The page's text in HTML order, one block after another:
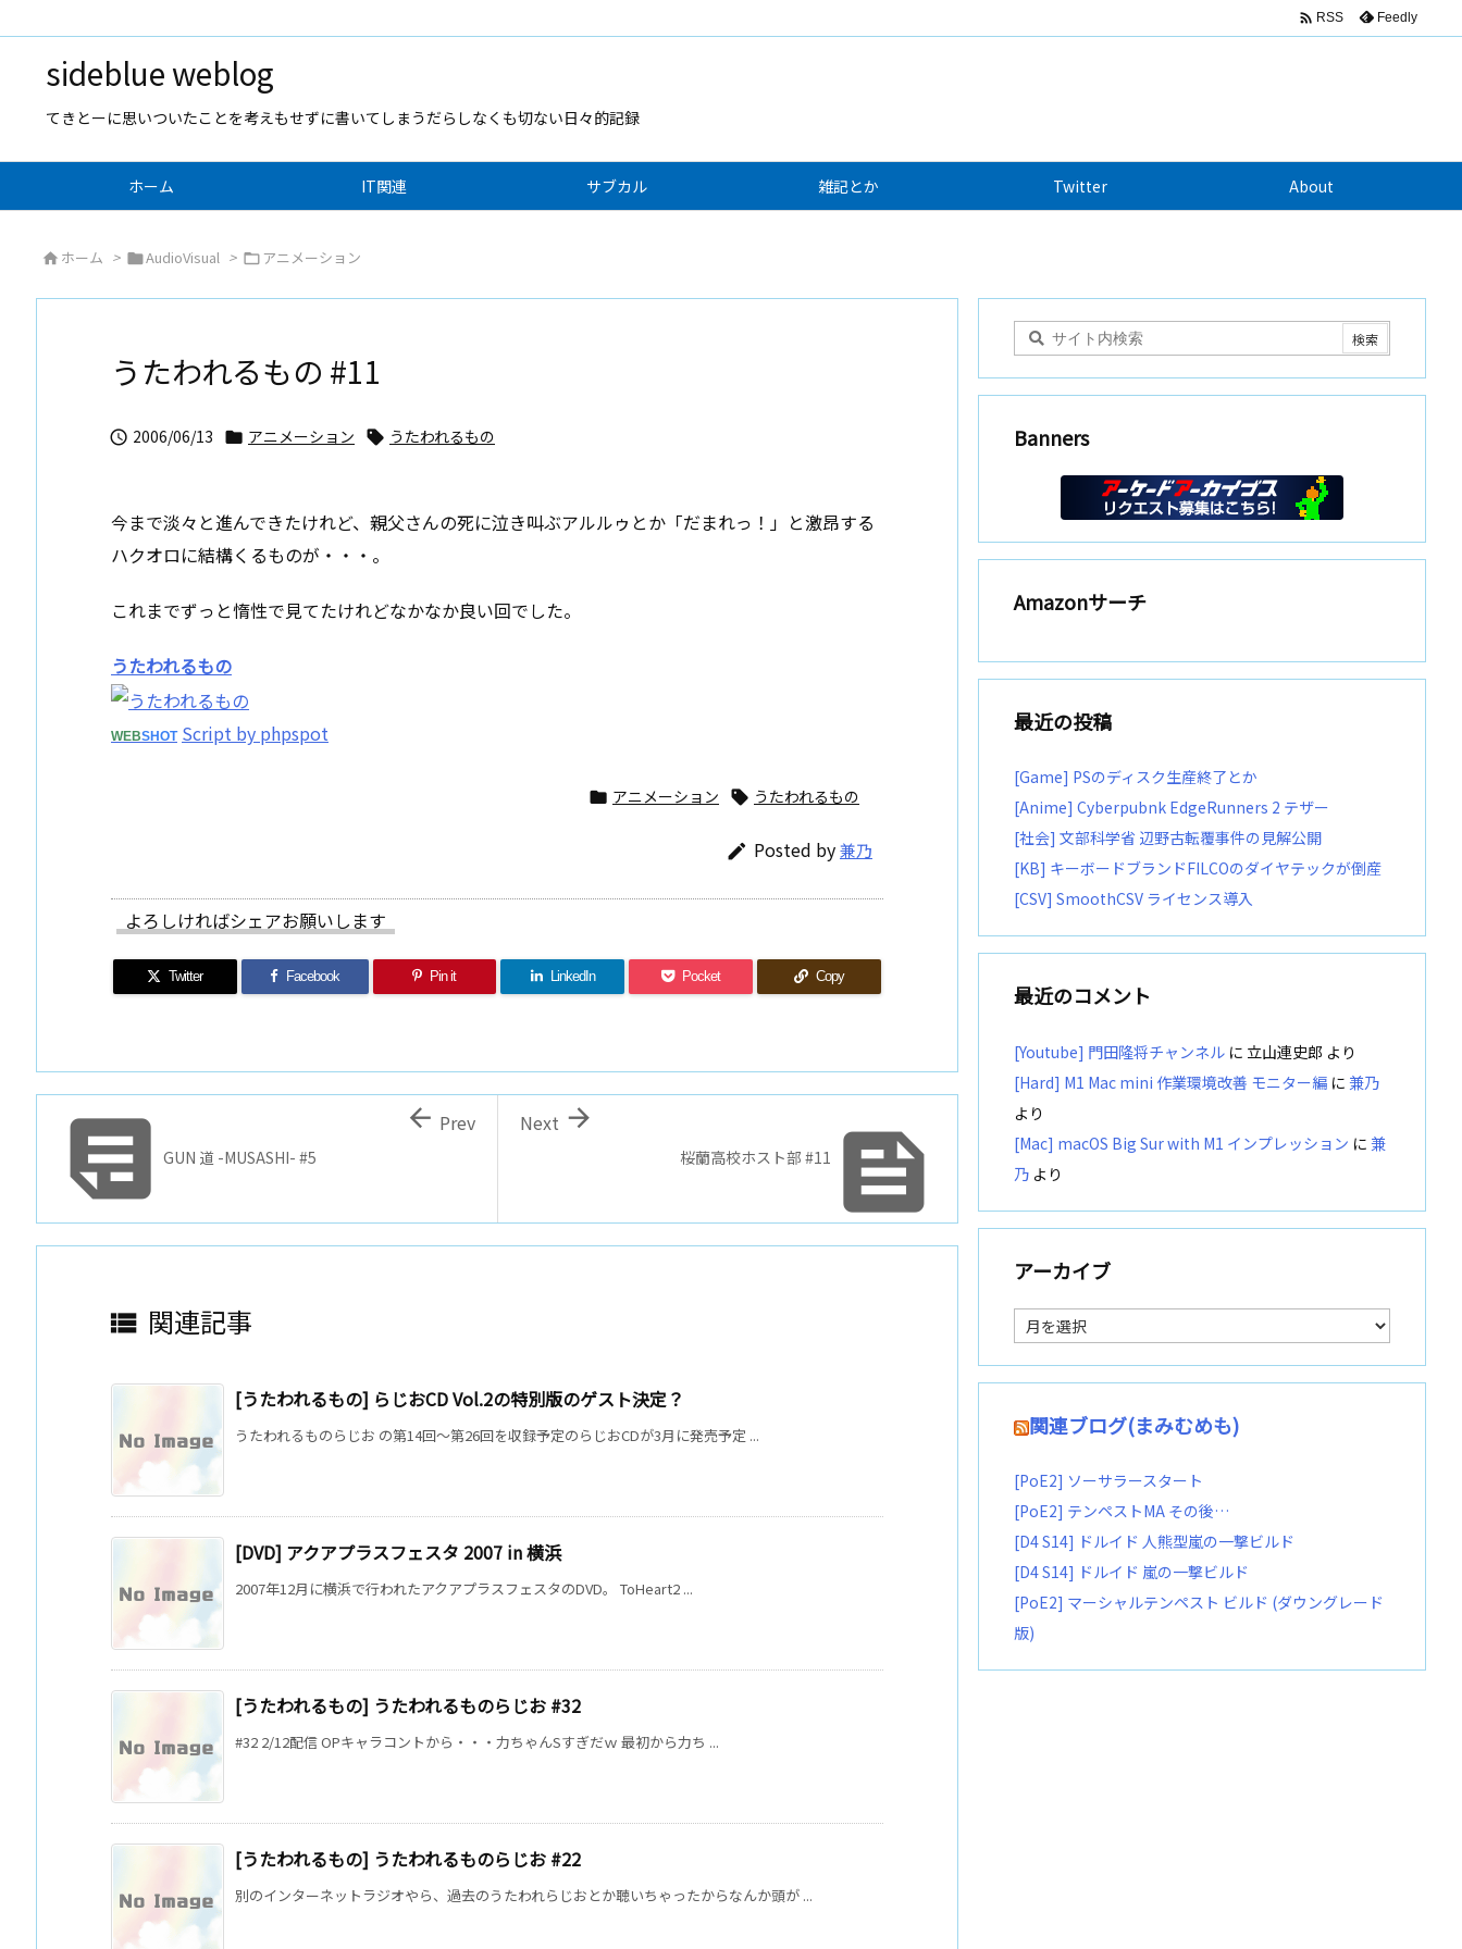
sideblue weblog
てきとーに思いついたことを考えもせずに書いてしまうだらしなくも切ない日々的記録
ホーム IT関連 サブカル 雑記とか Twitter About
 RSS Feedly
 ホーム > AudioVisual > アニメーション
うたわれるもの #11
 2006/06/13  アニメーション  うたわれるもの
今まで淡々と進んできたけれど、親父さんの死に泣き叫ぶアルルゥとか「だまれっ！」と激昂する
ハクオロに結構くるものが・・・。
これまでずっと惰性で見てたけれどなかなか良い回でした。
うたわれるもの
WEBSHOT Script by phpspot
 アニメーション  うたわれるもの
 Posted by兼乃
よろしければシェアお願いします
Twitter Facebook Pin it LinkedIn Pocket Copy

桜蘭高校ホスト部 #11

Next
GUN 道 -MUSASHI- #5
 Prev
 関連記事
[うたわれるもの] らじおCD Vol.2の特別版のゲスト決定？
うたわれるものらじお の第14回～第26回を収録予定のらじおCDが3月に発売予定 ...
[DVD] アクアプラスフェスタ 2007 in 横浜
2007年12月に横浜で行われたアクアプラスフェスタのDVD。 ToHeart2 ...
[うたわれるもの] うたわれるものらじお #32
#32 2/12配信 OPキャラコントから・・・力ちゃんSすぎだｗ 最初から力ち ...
[うたわれるもの] うたわれるものらじお #22
別のインターネットラジオやら、過去のうたわれらじおとか聴いちゃったからなんか頭が ...
Banners
Amazonサーチ
最近の投稿
[Game] PSのディスク生産終了とか
[Anime] Cyberpubnk EdgeRunners 2 テザー
[社会] 文部科学省 辺野古転覆事件の見解公開
[KB] キーボードブランドFILCOのダイヤテックが倒産
[CSV] SmoothCSV ライセンス導入
最近のコメント
[Youtube] 門田隆将チャンネル に 立山連史郎 より
[Hard] M1 Mac mini 作業環境改善 モニター編 に 兼乃
より
[Mac] macOS Big Sur with M1 インプレッション に 兼
乃 より
アーカイブ
ア
ー
カ
イ
関連ブログ(まみむめも)
[PoE2] ソーサラースタート
[PoE2] テンペストMA その後…
[D4 S14] ドルイド 人熊型嵐の一撃ビルド
[D4 S14] ドルイド 嵐の一撃ビルド
[PoE2] マーシャルテンペスト ビルド (ダウングレード
版)